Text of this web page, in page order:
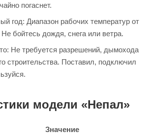
погаснет.
год: Диапазон рабочих температур от
бойтесь дождя, снега или ветра.
Не требуется разрешений, дымохода
строительства. Поставил, подключил
модели «Непал»
Значение